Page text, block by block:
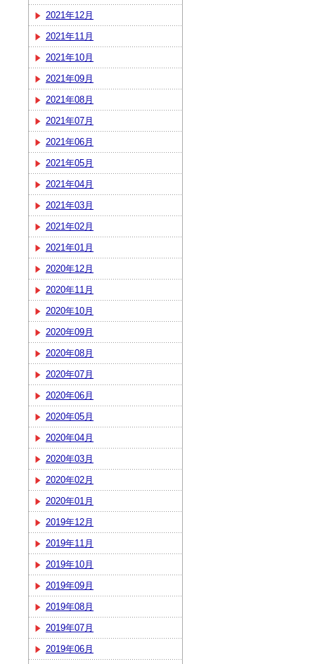
2021年12月
2021年11月
2021年10月
2021年09月
2021年08月
2021年07月
2021年06月
2021年05月
2021年04月
2021年03月
2021年02月
2021年01月
2020年12月
2020年11月
2020年10月
2020年09月
2020年08月
2020年07月
2020年06月
2020年05月
2020年04月
2020年03月
2020年02月
2020年01月
2019年12月
2019年11月
2019年10月
2019年09月
2019年08月
2019年07月
2019年06月